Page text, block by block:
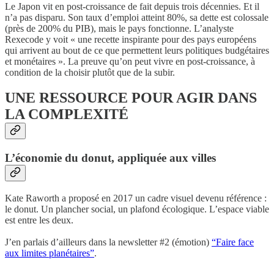
Le Japon vit en post-croissance de fait depuis trois décennies. Et il
n’a pas disparu. Son taux d’emploi atteint 80%, sa dette est colossale
(près de 200% du PIB), mais le pays fonctionne. L’analyste
Rexecode y voit « une recette inspirante pour des pays européens
qui arrivent au bout de ce que permettent leurs politiques budgétaires
et monétaires ». La preuve qu’on peut vivre en post-croissance, à
condition de la choisir plutôt que de la subir.
UNE RESSOURCE POUR AGIR DANS
LA COMPLEXITÉ
L’économie du donut, appliquée aux villes
Kate Raworth a proposé en 2017 un cadre visuel devenu référence :
le donut. Un plancher social, un plafond écologique. L’espace viable
est entre les deux.
J’en parlais d’ailleurs dans la newsletter #2 (émotion) “Faire face
aux limites planétaires”.